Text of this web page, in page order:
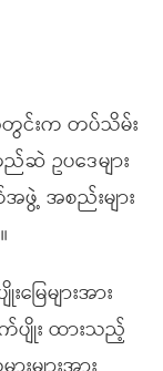
င်းက တပ်သိမ်း
ဆဲ ဥပဒေများ
အစည်းများ
ေများအား
က်ပျိုး ထားသည့်